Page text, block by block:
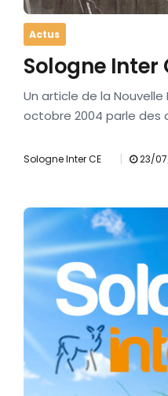
Actus
Sologne Inter
Un article de la
octobre 2004 parle des
Sologne Inter CE | 23/